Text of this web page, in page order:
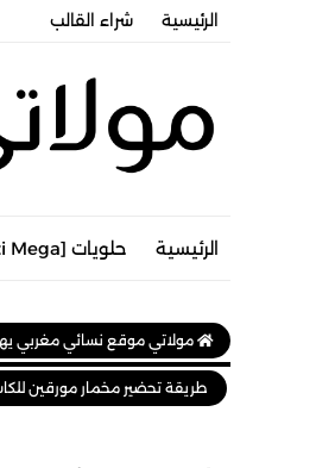
الرئيسية شراء القالب
الرئيسية حلويات [Multi Mega]
مولاتي موقع نسائي مغربي
طريقة تحضير مخمار مورقين